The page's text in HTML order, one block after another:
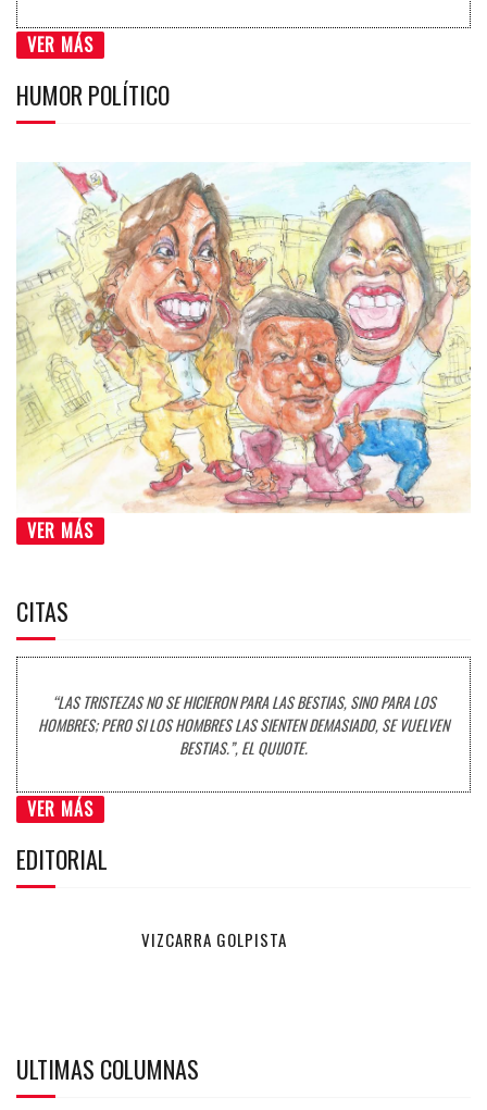
VER MÁS
HUMOR POLÍTICO
VER MÁS
CITAS
“LAS TRISTEZAS NO SE HICIERON PARA LAS BESTIAS, SINO PARA LOS
HOMBRES; PERO SI LOS HOMBRES LAS SIENTEN DEMASIADO, SE VUELVEN
BESTIAS.”, EL QUIJOTE.
VER MÁS
EDITORIAL
VIZCARRA GOLPISTA
ULTIMAS COLUMNAS